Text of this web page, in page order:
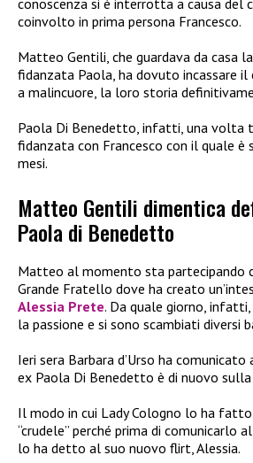
coinvolto in prima persona Francesco.
Matteo Gentili, che guardava da casa
fidanzata Paola, ha dovuto incassare il
a malincuore, la loro storia
Paola Di Benedetto, infatti, una volta
fidanzata con Francesco con il quale è
mesi.
Matteo Gentili dimentica
Paola di Benedetto
Matteo al momento sta partecipando
Grande Fratello dove ha creato
Alessia Prete. Da quale giorno, infatti,
la passione e si sono scambiati diversi
Ieri sera Barbara d’Urso ha
ex Paola Di Benedetto è di nuovo sulla
Il modo in cui Lady Cologno lo ha
“crudele” perché prima di comunicarlo
lo ha detto al suo nuovo flirt, Alessia.